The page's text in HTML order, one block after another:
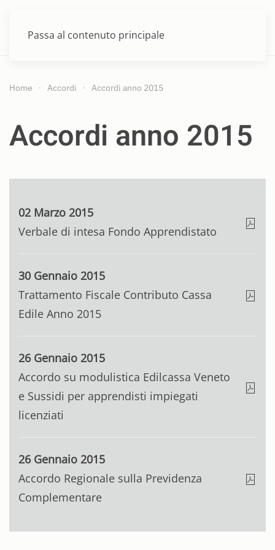
Passa al contenuto principale
Home Accordi Accordi anno 2015
Accordi anno 2015
02 Marzo 2015
Verbale di intesa Fondo Apprendistato
30 Gennaio 2015
Trattamento Fiscale Contributo Cassa
Edile Anno 2015
26 Gennaio 2015
Accordo su modulistica Edilcassa Veneto
e Sussidi per apprendisti impiegati
licenziati
26 Gennaio 2015
Accordo Regionale sulla Previdenza
Complementare